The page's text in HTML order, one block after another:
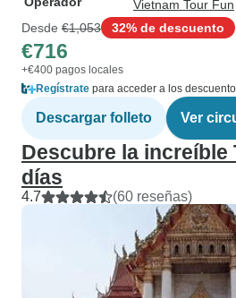
Vietnam Tour Fun
Desde €1,053 32% de descuento
€716
+€400 pagos locales
Regístrate para acceder a los
Descargar folleto Ver
Descubre la increíble
días
4.7 (60 reseñas)